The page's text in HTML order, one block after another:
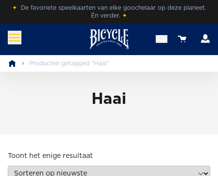
Skip✦ De favoriete speelkaarten van elke goochelaar op deze planeet.
Én verder. ✦
benl.bicyclecards.com
Beleef de magie van Bicycle® Cards.
View your
Producten getagged “Haai”
Haai
Toont het enige resultaat